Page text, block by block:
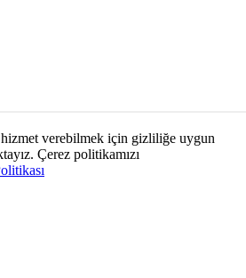
verebilmek için gizliliğe uygun
Çerez politikamızı